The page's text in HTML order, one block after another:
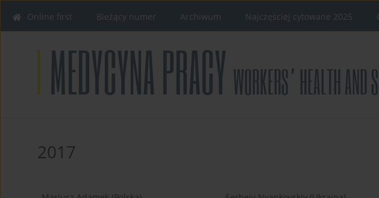
Online first Bieżący numer Archiwum Najczęściej cytowane 2025
2017